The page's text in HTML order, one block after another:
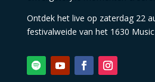
Ontdek het live op zaterdag 22
festivalweide van het 1630